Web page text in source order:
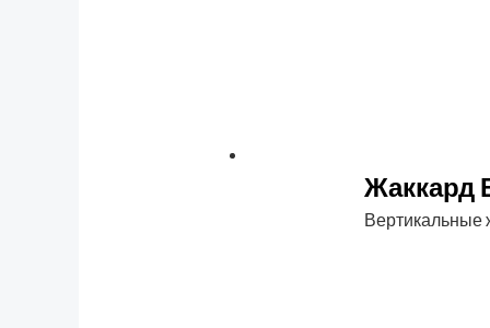
Жаккард
Вертикальные